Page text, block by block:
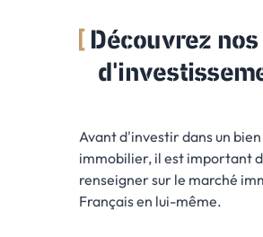
Découvrez
Avant d'investir dans un bien
immobilier, il est important
renseigner sur le marché
Français en lui-même.